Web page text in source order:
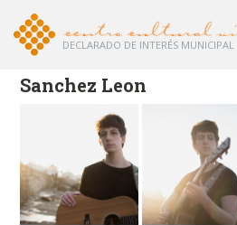
DECLARADO DE INTERÉS MUNICIPAL
Sanchez Leon